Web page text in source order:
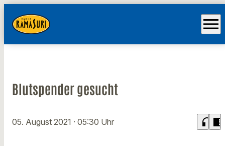
menu
Blutspender gesucht
05. August 2021 · 05:30 Uhr headphones chrome_reader_mode